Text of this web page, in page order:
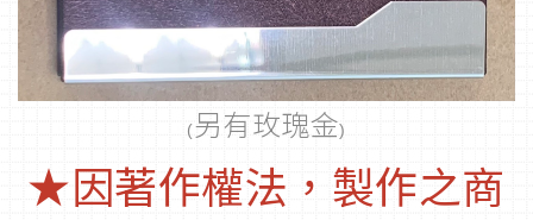
(另有玫瑰金)
★因著作權法，製作之商